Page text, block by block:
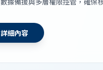
詳細內容